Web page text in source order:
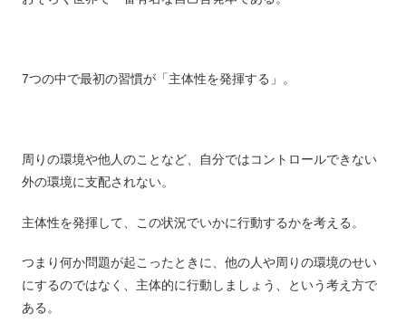
7つの中で最初の習慣が「主体性を発揮する」。
周りの環境や他人のことなど、自分ではコントロールできない
外の環境に支配されない。
主体性を発揮して、この状況でいかに行動するかを考える。
つまり何か問題が起こったときに、他の人や周りの環境のせい
にするのではなく、主体的に行動しましょう、という考え方で
ある。